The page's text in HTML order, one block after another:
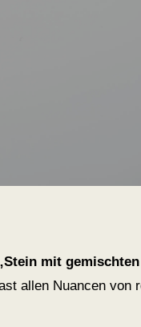
mit gemischten
allen Nuancen von